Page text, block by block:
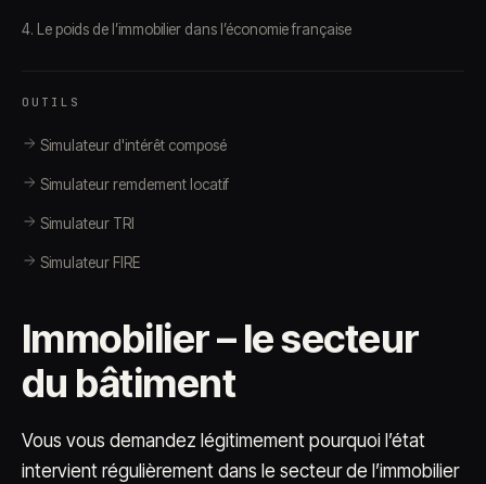
4. Le poids de l’immobilier dans l’économie française
OUTILS
Simulateur d'intérêt composé
Simulateur remdement locatif
Simulateur TRI
Simulateur FIRE
Immobilier – le secteur
du bâtiment
Vous vous demandez légitimement pourquoi l’état
intervient régulièrement dans le secteur de l’immobilier